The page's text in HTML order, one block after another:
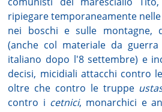
ripiegare temporaneamente
nei boschi e sulle montagne,
(anche col materiale da
italiano dopo l'8 settembre) e
decisi, micidiali attacchi contro
oltre che contro le truppe
contro i cetnici, monarchici e